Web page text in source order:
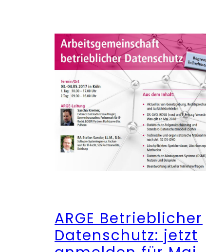
ARGE Betrieblicher
Datenschutz: jetzt